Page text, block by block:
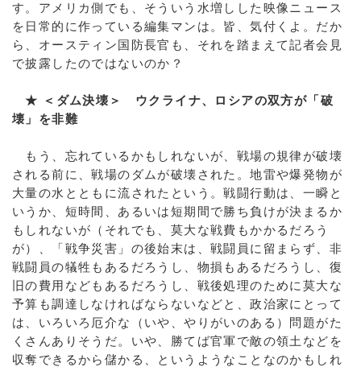
す。アメリカ側でも、そういう水増しした映像ニュース
を日常的に作っている編集マンは。皆、気付くよ。だか
ら、オースティン国防長官も、それを踏まえて記者会見
で披露したのではないのか？
★ ＜ダム決壊＞ ウクライナ、ロシアの双方が「破
壊」を非難
もう、忘れているかもしれないが、戦場の規律が破壊
される前に、戦場のダムが破壊された。地雷や爆発物が
大量の水とともに流されたという。戦闘行動は、一瞬と
いうか、短時間、あるいは短期間で勝ち負けが決まるか
もしれないが（それでも、莫大な戦費もかかるだろう
が）、「戦争災害」の後始末は、戦闘員に留まらず、非
戦闘員の犠牲もあるだろうし、物損もあるだろうし、復
旧の費用などもあるだろうし、戦後処理のために莫大な
予算も調達しなければならないなどと、政治家にとって
は、いろいろ厄介な（いや、やりがいのある）問題がた
くさんありそうだ。いや、勝てば官軍で敵の領土などを
収奪できるから儲かる、というようなことなのかもしれ